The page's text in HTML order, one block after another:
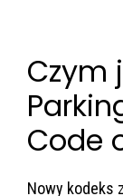
Czym
Code
Nowy kodeks